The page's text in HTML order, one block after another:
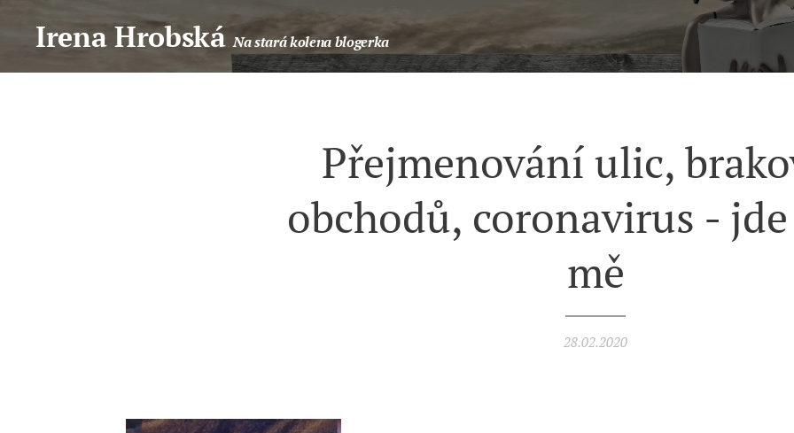
Irena HrobskáNa stará kolena blogerka
Přejmenování ulic,
obchodů, coronavirus -
mě
28.02.2020